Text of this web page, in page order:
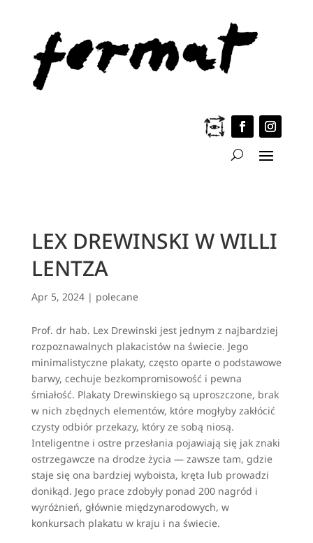
LEX DREWINSKI W WILLI
LENTZA
Apr 5, 2024| polecane
Prof. dr hab. Lex Drewinski jest jednym z najbardziej
rozpoznawalnych plakacistów na świecie. Jego
minimalistyczne plakaty, często oparte o podstawowe
barwy, cechuje bezkompromisowość i pewna
śmiałość. Plakaty Drewinskiego są uproszczone, brak
w nich zbędnych elementów, które mogłyby zakłócić
czysty odbiór przekazy, który ze sobą niosą.
Inteligentne i ostre przesłania pojawiają się jak znaki
ostrzegawcze na drodze życia — zawsze tam, gdzie
staje się ona bardziej wyboista, kręta lub prowadzi
donikąd. Jego prace zdobyły ponad 200 nagród i
wyróżnień, głównie międzynarodowych, w
konkursach plakatu w kraju i na świecie.